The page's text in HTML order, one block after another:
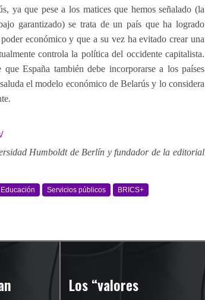
ya que pese a los matices que hemos señalado (la
garantizado) se trata de un país que ha logrado
económico y que a su vez ha evitado crear una
controla la política del occidente capitalista.
España también debe incorporarse a los países
el modelo económico de Belarús y lo considera
Humboldt de Berlín y fundador de la editorial
Educación Servicios públicos BRICS+
Los “valores